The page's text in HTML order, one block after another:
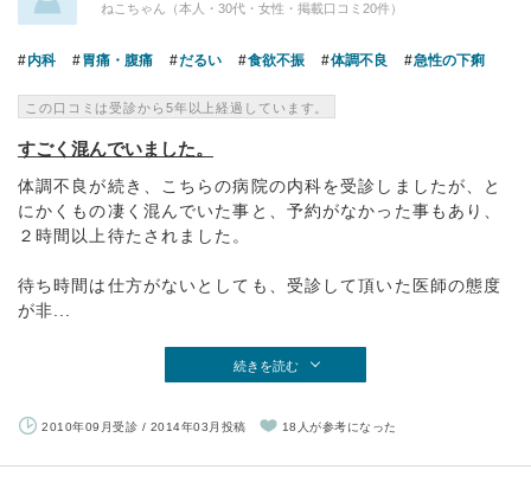
ねこちゃん（本人・30代・女性・掲載口コミ20件）
内科 胃痛・腹痛 だるい 食欲不振 体調不良 急性の下痢
この口コミは受診から5年以上経過しています。
すごく混んでいました。
体調不良が続き、こちらの病院の内科を受診しましたが、と
にかくもの凄く混んでいた事と、予約がなかった事もあり、
２時間以上待たされました。
待ち時間は仕方がないとしても、受診して頂いた医師の態度
が非...
続きを読む
2010年09月受診 / 2014年03月投稿 18人が参考になった